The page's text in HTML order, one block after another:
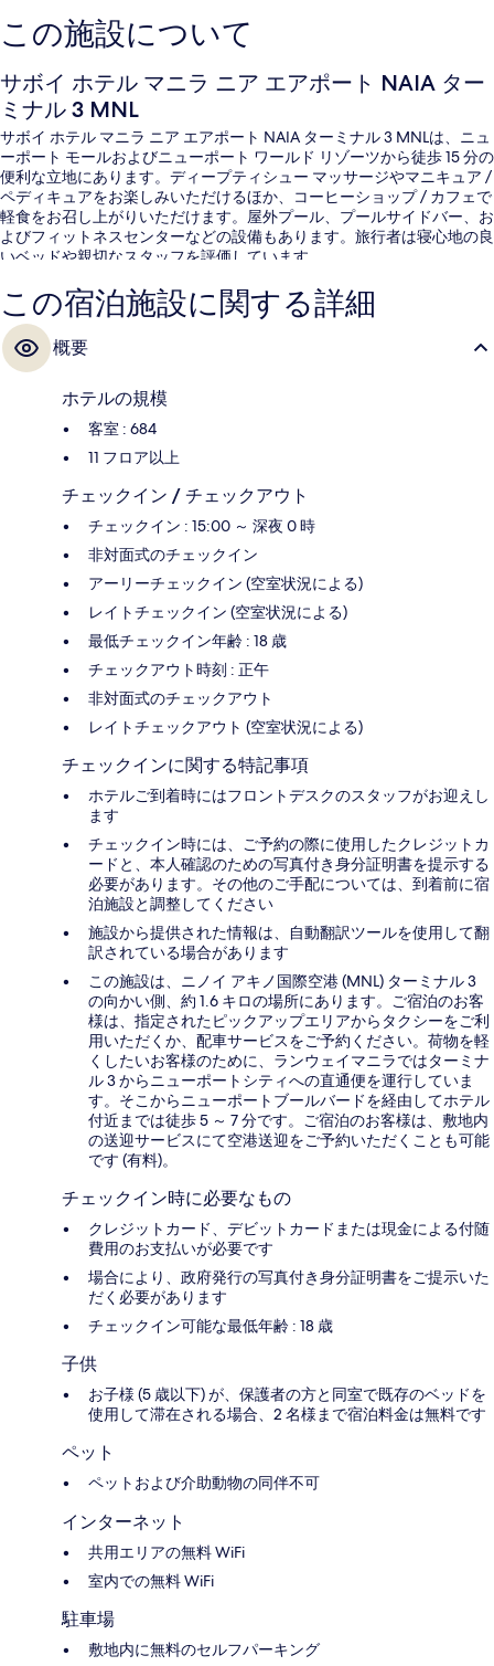
この施設について
サボイ ホテル マニラ ニア エアポート NAIA ター
ミナル 3 MNL
サボイ ホテル マニラ ニア エアポート NAIA ターミナル 3 MNLは、ニュ
ーポート モールおよびニューポート ワールド リゾーツから徒歩 15 分の
便利な立地にあります。ディープティシュー マッサージやマニキュア /
ペディキュアをお楽しみいただけるほか、コーヒーショップ / カフェで
軽食をお召し上がりいただけます。屋外プール、プールサイドバー、お
よびフィットネスセンターなどの設備もあります。旅行者は寝心地の良
いベッドや親切なスタッフを評価しています。
この宿泊施設に関する詳細
概要
ホテルの規模
客室 : 684
11 フロア以上
チェックイン / チェックアウト
チェックイン : 15:00 ～ 深夜 0 時
非対面式のチェックイン
アーリーチェックイン (空室状況による)
レイトチェックイン (空室状況による)
最低チェックイン年齢 : 18 歳
チェックアウト時刻 : 正午
非対面式のチェックアウト
レイトチェックアウト (空室状況による)
チェックインに関する特記事項
ホテルご到着時にはフロントデスクのスタッフがお迎えし
ます
チェックイン時には、ご予約の際に使用したクレジットカ
ードと、本人確認のための写真付き身分証明書を提示する
必要があります。その他のご手配については、到着前に宿
泊施設と調整してください
施設から提供された情報は、自動翻訳ツールを使用して翻
訳されている場合があります
この施設は、ニノイ アキノ国際空港 (MNL) ターミナル 3
の向かい側、約 1.6 キロの場所にあります。ご宿泊のお客
様は、指定されたピックアップエリアからタクシーをご利
用いただくか、配車サービスをご予約ください。荷物を軽
くしたいお客様のために、ランウェイマニラではターミナ
ル 3 からニューポートシティへの直通便を運行していま
す。そこからニューポートブールバードを経由してホテル
付近までは徒歩 5 ～ 7 分です。ご宿泊のお客様は、敷地内
の送迎サービスにて空港送迎をご予約いただくことも可能
です (有料)。
チェックイン時に必要なもの
クレジットカード、デビットカードまたは現金による付随
費用のお支払いが必要です
場合により、政府発行の写真付き身分証明書をご提示いた
だく必要があります
チェックイン可能な最低年齢 : 18 歳
子供
お子様 (5 歳以下) が、保護者の方と同室で既存のベッドを
使用して滞在される場合、2 名様まで宿泊料金は無料です
ペット
ペットおよび介助動物の同伴不可
インターネット
共用エリアの無料 WiFi
室内での無料 WiFi
駐車場
敷地内に無料のセルフパーキング